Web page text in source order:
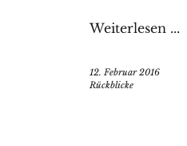
Weiterlesen ...
12. Februar 2016
Rückblicke